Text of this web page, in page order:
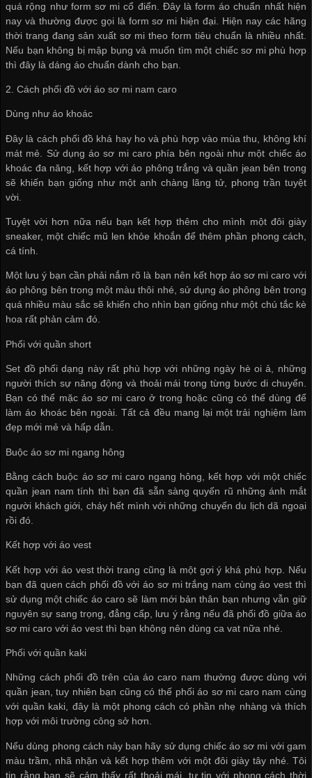
quá rộng như form sơ mi cổ điển. Đây là form áo chuẩn nhất hiện
nay và thường được gọi là form sơ mi hiện đại. Hiện nay các hãng
thời trang đang sản xuất sơ mi theo form tiêu chuẩn là nhiều nhất.
Nếu bạn không bị mập bụng và muốn tìm một chiếc sơ mi phù hợp
thì đây là dáng áo chuẩn dành cho bạn.
2. Cách phối đồ với áo sơ mi nam caro
Dùng như áo khoác
Đây là cách phối đồ khá hay ho và phù hợp vào mùa thu, không khí
mát mẻ. Sử dụng áo sơ mi caro phía bên ngoài như một chiếc áo
khoác đa năng, kết hợp với áo phông trắng và quần jean bên trong
sẽ khiến bạn giống như một anh chàng lãng tử, phong trần tuyệt
vời.
Tuyệt vời hơn nữa nếu bạn kết hợp thêm cho mình một đôi giày
sneaker, một chiếc mũ len khỏe khoắn để thêm phần phong cách,
cá tính.
Một lưu ý bạn cần phải nắm rõ là bạn nên kết hợp áo sơ mi caro với
áo phông bên trong một màu thôi nhé, sử dụng áo phông bên trong
quá nhiều màu sắc sẽ khiến cho nhìn bạn giống như một chú tắc kè
hoa rất phản cảm đó.
Phối với quần short
Set đồ phối dạng này rất phù hợp với những ngày hè oi ả, những
người thích sự năng động và thoải mái trong từng bước di chuyển.
Bạn có thể mặc áo sơ mi caro ở trong hoặc cũng có thể dùng để
làm áo khoác bên ngoài. Tất cả đều mang lại một trải nghiệm làm
đẹp mới mẻ và hấp dẫn.
Buộc áo sơ mi ngang hông
Bằng cách buộc áo sơ mi caro ngang hông, kết hợp với một chiếc
quần jean nam tính thì bạn đã sẵn sàng quyến rũ những ánh mắt
người khách giới, cháy hết mình với những chuyến du lịch dã ngoại
rồi đó.
Kết hợp với áo vest
Kết hợp với áo vest thời trang cũng là một gợi ý khá phù hợp. Nếu
bạn đã quen cách phối đồ với áo sơ mi trắng nam cùng áo vest thì
sử dụng một chiếc áo caro sẽ làm mới bản thân bạn nhưng vẫn giữ
nguyên sự sang trọng, đẳng cấp, lưu ý rằng nếu đã phối đồ giữa áo
sơ mi caro với áo vest thì bạn không nên dùng ca vat nữa nhé.
Phối với quần kaki
Những cách phối đồ trên của áo caro nam thường được dùng với
quần jean, tuy nhiên bạn cũng có thế phối áo sơ mi caro nam cùng
với quần kaki, đây là một phong cách có phần nhẹ nhàng và thích
hợp với môi trường công sở hơn.
Nếu dùng phong cách này bạn hãy sử dụng chiếc áo sơ mi với gam
màu trầm, nhã nhặn và kết hợp thêm với một đôi giày tây nhé. Tôi
tin rằng bạn sẽ cảm thấy rất thoải mái, tự tin với phong cách thời